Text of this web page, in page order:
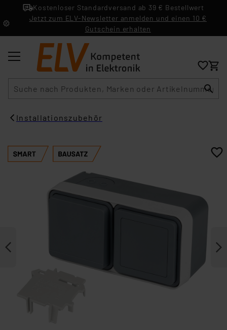
Kostenloser Standardversand ab 39 € Bestellwert
Jetzt zum ELV-Newsletter anmelden und einen 10 €
Gutschein erhalten
Installationszubehör